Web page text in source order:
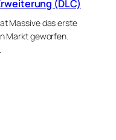
(DLC)
Massive das erste
Markt geworfen.